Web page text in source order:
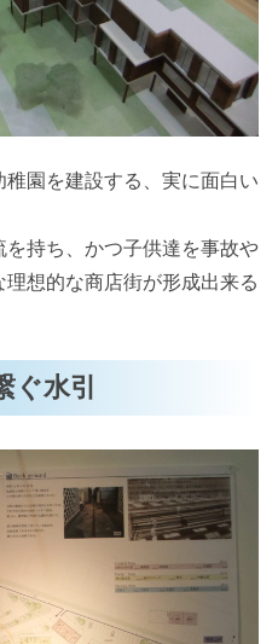
園を建設する、実に面白い
持ち、かつ子供達を事故や
想的な商店街が形成出来る
ぐ水引